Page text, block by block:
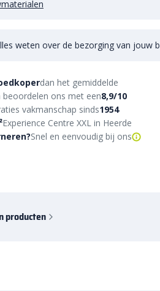
weten over de bezorging van jouw
dan het gemiddelde
beoordelen ons met een8,9/10
vakmanschap sinds1954
Experience Centre XXL in Heerde
Snel en eenvoudig bij ons
producten